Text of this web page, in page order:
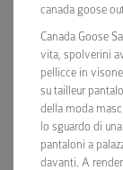
canada goose
Canada Goose
vita, spolverini
pellicce in
su tailleur
della moda
lo sguardo di
pantaloni a
davanti. A